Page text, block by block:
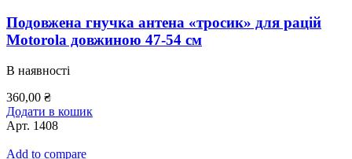
Подовжена гнучка антена «тросик» для рацій
Motorola довжиною 47-54 см
В наявності
360,00 ₴
Додати в кошик
Арт. 1408
Add to compare